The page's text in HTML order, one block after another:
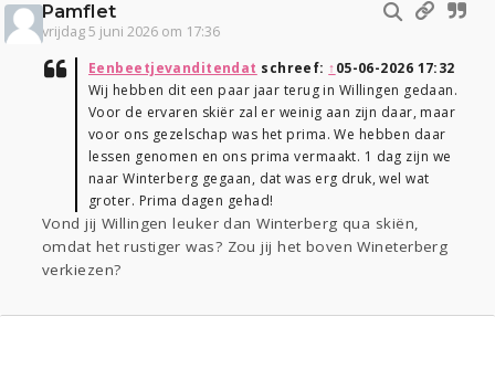
Pamflet
vrijdag 5 juni 2026 om 17:36
Eenbeetjevanditendat schreef: ↑05-06-2026 17:32
Wij hebben dit een paar jaar terug in Willingen gedaan.
Voor de ervaren skiër zal er weinig aan zijn daar, maar
voor ons gezelschap was het prima. We hebben daar
lessen genomen en ons prima vermaakt. 1 dag zijn we
naar Winterberg gegaan, dat was erg druk, wel wat
groter. Prima dagen gehad!
Vond jij Willingen leuker dan Winterberg qua skiën,
omdat het rustiger was? Zou jij het boven Wineterberg
verkiezen?